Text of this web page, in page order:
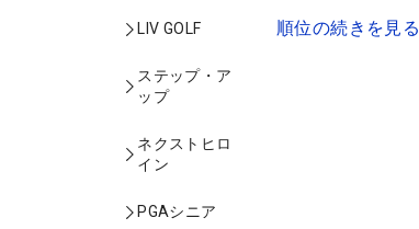
LIV GOLF
ステップ・ア
ップ
ネクストヒロ
イン
PGAシニア
順位の続きを見る